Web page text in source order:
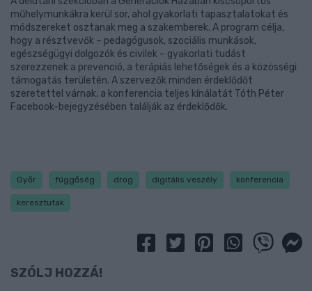
műhelymunkákra kerül sor, ahol gyakorlati tapasztalatokat és
módszereket osztanak meg a szakemberek. A program célja,
hogy a résztvevők – pedagógusok, szociális munkások,
egészségügyi dolgozók és civilek – gyakorlati tudást
szerezzenek a prevenció, a terápiás lehetőségek és a közösségi
támogatás területén. A szervezők minden érdeklődőt
szeretettel várnak, a konferencia teljes kínálatát Tóth Péter
Facebook-bejegyzésében találják az érdeklődők.
Győr függőség drog digitális veszély konferencia
keresztutak
SZÓLJ HOZZÁ!